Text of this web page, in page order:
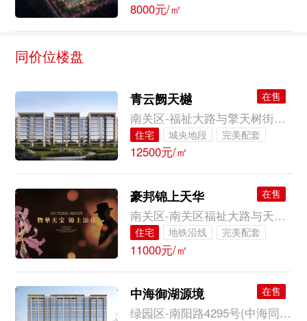
8000元/㎡
同价位楼盘
青云阙天樾 在售
南关区-福祉大路与擎天树街交会
住宅 城央地段
完美配套
大牌品质
顶层露台
12500元/㎡
豪邦锦上天华 在售
南关区-南关区福祉大路与天工路交会
住宅 地铁沿线
完美配套
大牌品质
11000元/㎡
中海御湖源境 在售
绿园区-南阳路4295号(中海同心湖境东侧)